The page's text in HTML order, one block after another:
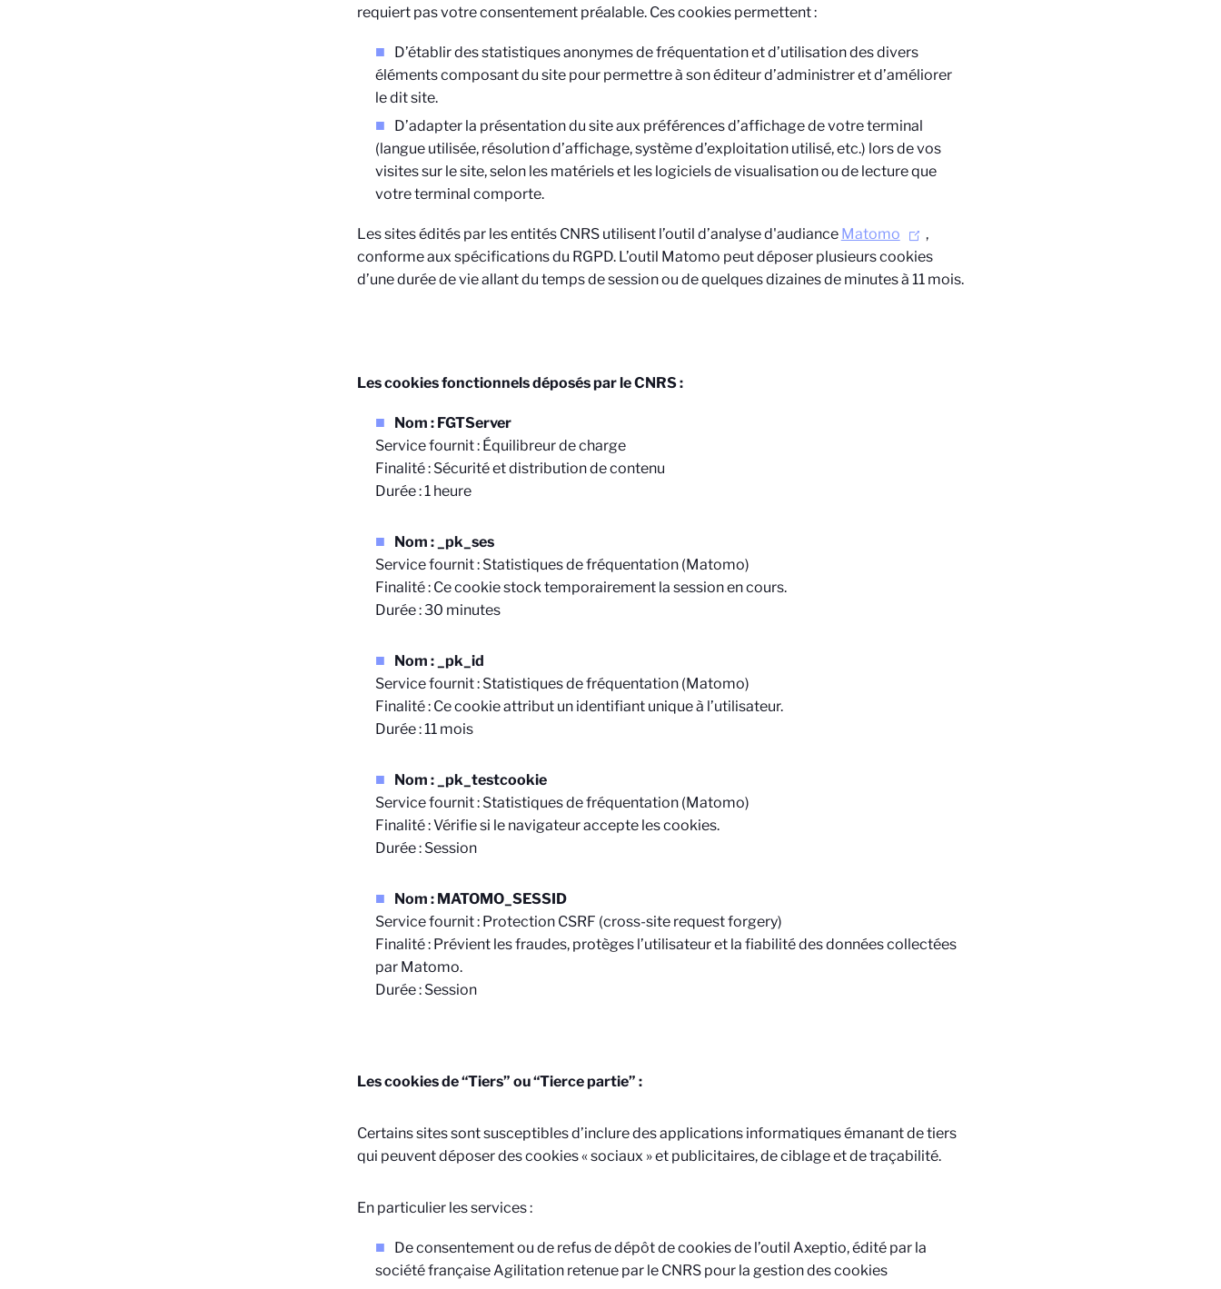
requiert pas votre consentement préalable. Ces cookies permettent :
D’établir des statistiques anonymes de fréquentation et d’utilisation des divers
éléments composant du site pour permettre à son éditeur d’administrer et d’améliorer
le dit site.
D’adapter la présentation du site aux préférences d’affichage de votre terminal
(langue utilisée, résolution d’affichage, système d’exploitation utilisé, etc.) lors de vos
visites sur le site, selon les matériels et les logiciels de visualisation ou de lecture que
votre terminal comporte.
Les sites édités par les entités CNRS utilisent l’outil d’analyse d'audiance Matomo
,
conforme aux spécifications du RGPD. L’outil Matomo peut déposer plusieurs cookies
d’une durée de vie allant du temps de session ou de quelques dizaines de minutes à 11 mois.
Les cookies fonctionnels déposés par le CNRS :
Nom : FGTServer
Service fournit : Équilibreur de charge
Finalité : Sécurité et distribution de contenu
Durée : 1 heure
Nom : _pk_ses
Service fournit : Statistiques de fréquentation (Matomo)
Finalité : Ce cookie stock temporairement la session en cours.
Durée : 30 minutes
Nom : _pk_id
Service fournit : Statistiques de fréquentation (Matomo)
Finalité : Ce cookie attribut un identifiant unique à l’utilisateur.
Durée : 11 mois
Nom : _pk_testcookie
Service fournit : Statistiques de fréquentation (Matomo)
Finalité : Vérifie si le navigateur accepte les cookies.
Durée : Session
Nom : MATOMO_SESSID
Service fournit : Protection CSRF (cross-site request forgery)
Finalité : Prévient les fraudes, protèges l’utilisateur et la fiabilité des données collectées
par Matomo.
Durée : Session
Les cookies de “Tiers” ou “Tierce partie” :
Certains sites sont susceptibles d’inclure des applications informatiques émanant de tiers
qui peuvent déposer des cookies « sociaux » et publicitaires, de ciblage et de traçabilité.
En particulier les services :
De consentement ou de refus de dépôt de cookies de l’outil Axeptio, édité par la
société française Agilitation retenue par le CNRS pour la gestion des cookies